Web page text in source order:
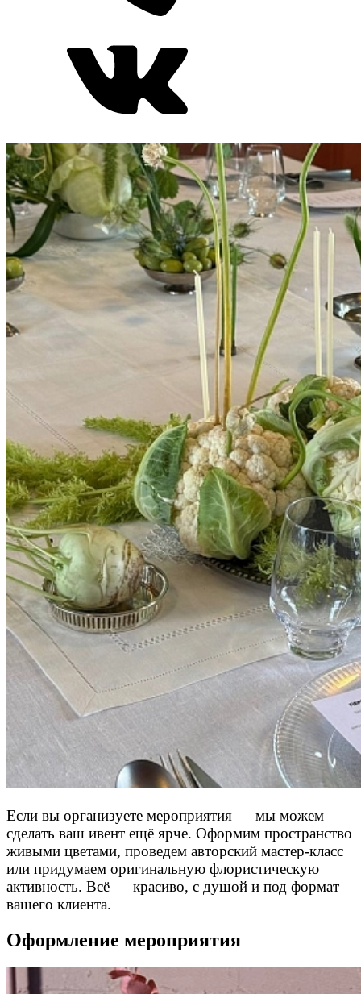
Если вы организуете мероприятия — мы можем
сделать ваш ивент ещё ярче. Оформим пространство
живыми цветами, проведем авторский мастер-класс
или придумаем оригинальную флористическую
активность. Всё — красиво, с душой и под формат
вашего клиента.
Оформление мероприятия